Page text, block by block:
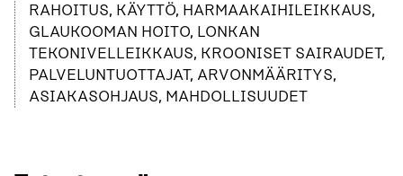
RAHOITUS, KÄYTTÖ, HARMAAKAIHILEIKKAUS,
GLAUKOOMAN HOITO, LONKAN
TEKONIVELLEIKKAUS, KROONISET SAIRAUDET,
PALVELUNTUOTTAJAT, ARVONMÄÄRITYS,
ASIAKASOHJAUS, MAHDOLLISUUDET